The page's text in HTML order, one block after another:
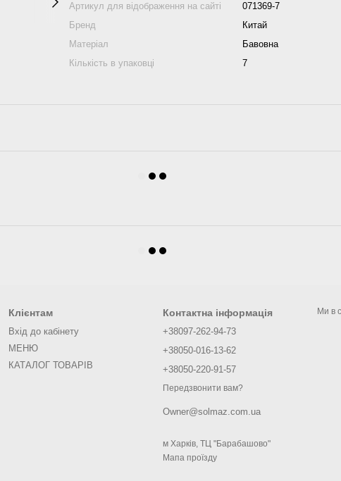
Артикул для відображення на сайті
071369-7
Бренд
Китай
Матеріал
Бавовна
Кількість в упаковці
7
Клієнтам
Вхід до кабінету
МЕНЮ
КАТАЛОГ ТОВАРІВ
Контактна інформація
+38097-262-94-73
+38050-016-13-62
+38050-220-91-57
Передзвонити вам?
Owner@solmaz.com.ua
м Харків, ТЦ "Барабашово"
Мапа проїзду
Ми в